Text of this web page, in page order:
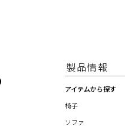
製品情報
アイテムから探す
椅子
ソファ